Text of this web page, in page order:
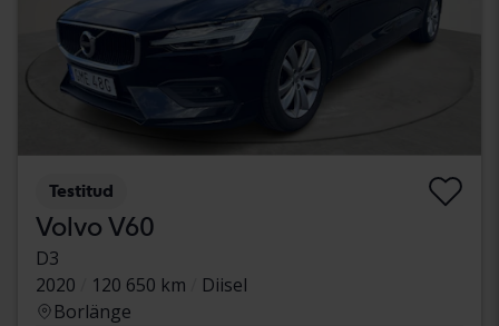
Testitud
Volvo V60
D3
2020
120 650 km
Diisel
Borlänge